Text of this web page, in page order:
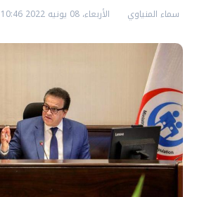
سماء المنياوي الأربعاء، 08 يونيه 2022 10:46 ص